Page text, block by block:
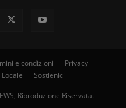
e condizioni
Privacy
Sostienici
Riproduzione Riservata.